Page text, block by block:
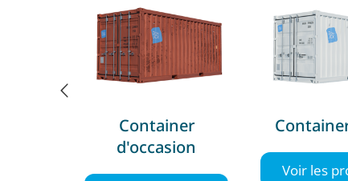
Container
d'occasion
Voir les